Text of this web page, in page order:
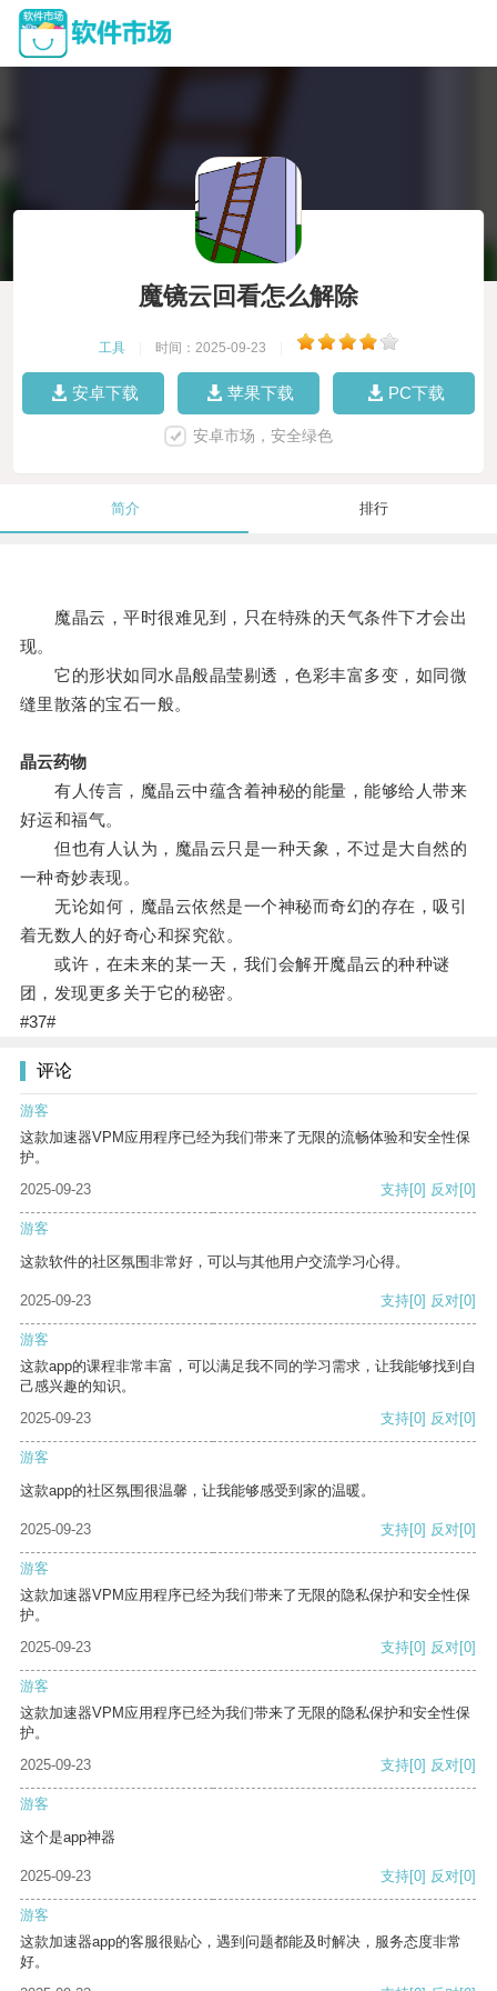
魔镜云回看怎么解除
工具 时间：2025-09-23
安卓下载 苹果下载 PC下载
安卓市场，安全绿色
简介 排行
魔晶云，平时很难见到，只在特殊的天气条件下才会出
现。
它的形状如同水晶般晶莹剔透，色彩丰富多变，如同微
缝里散落的宝石一般。
晶云药物
有人传言，魔晶云中蕴含着神秘的能量，能够给人带来
好运和福气。
但也有人认为，魔晶云只是一种天象，不过是大自然的
一种奇妙表现。
无论如何，魔晶云依然是一个神秘而奇幻的存在，吸引
着无数人的好奇心和探究欲。
或许，在未来的某一天，我们会解开魔晶云的种种谜
团，发现更多关于它的秘密。
#37#
评论
游客
这款加速器VPM应用程序已经为我们带来了无限的流畅体验和安全性保
护。
2025-09-23
支持[0] 反对[0]
游客
这款软件的社区氛围非常好，可以与其他用户交流学习心得。
2025-09-23 支持[0] 反对[0]
游客
这款app的课程非常丰富，可以满足我不同的学习需求，让我能够找到自
己感兴趣的知识。
2025-09-23
支持[0] 反对[0]
游客
这款app的社区氛围很温馨，让我能够感受到家的温暖。
2025-09-23 支持[0] 反对[0]
游客
这款加速器VPM应用程序已经为我们带来了无限的隐私保护和安全性保
护。
2025-09-23
支持[0] 反对[0]
游客
这款加速器VPM应用程序已经为我们带来了无限的隐私保护和安全性保
护。
2025-09-23
支持[0] 反对[0]
游客
这个是app神器
2025-09-23 支持[0] 反对[0]
游客
这款加速器app的客服很贴心，遇到问题都能及时解决，服务态度非常
好。